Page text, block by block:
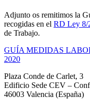
Adjunto os remitimos la
recogidas en el RD Ley 8/
de Trabajo.
GUÍA MEDIDAS
2020
Plaza Conde de Carlet, 3
Edificio Sede CEV –
46003 Valencia (España)